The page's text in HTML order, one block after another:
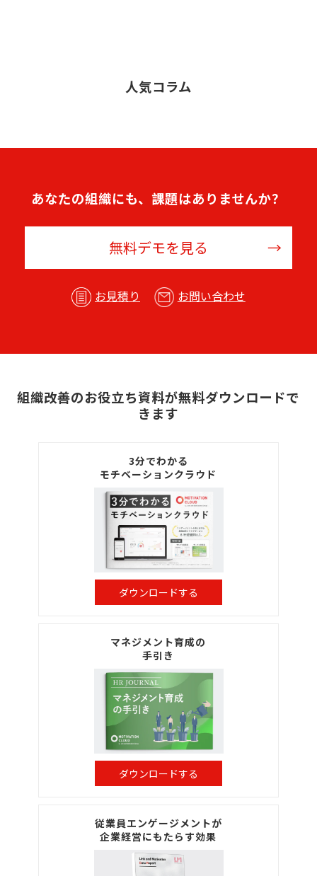
人気コラム
あなたの組織にも、課題はありませんか？
無料デモを見る
お見積り お問い合わせ
組織改善のお役立ち資料が無料ダウンロードで
きます
3分でわかる
モチベーションクラウド
ダウンロードする
マネジメント育成の
手引き
ダウンロードする
従業員エンゲージメントが
企業経営にもたらす効果